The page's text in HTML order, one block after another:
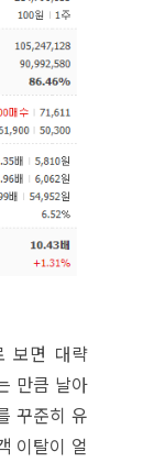
보면 대략
만큼 날아
꾸준히 유
이탈이 얼